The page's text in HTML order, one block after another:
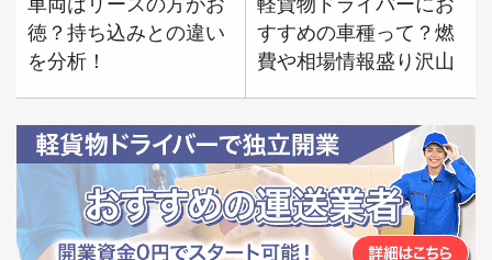
徳？持ち込みとの違い
を分析！
すすめの車種って？燃
費や相場情報盛り沢山